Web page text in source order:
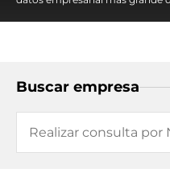
Buscar empresa